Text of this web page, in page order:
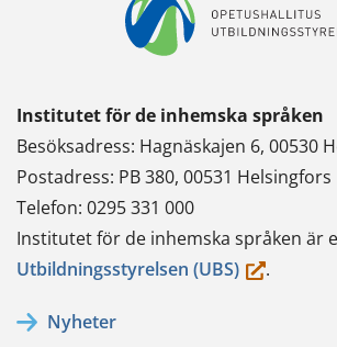
Institutet för de inhemska språken
Besöksadress: Hagnäskajen 6, 00530
Postadress: PB 380, 00531 Helsingfors
Telefon: 0295 331 000
Institutet för de inhemska språken är
Utbildningsstyrelsen (UBS)(du.
Nyheter